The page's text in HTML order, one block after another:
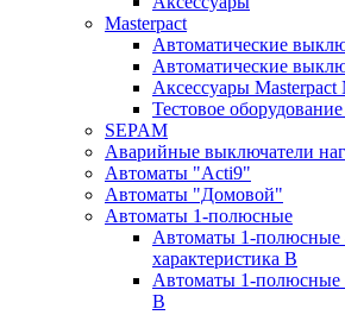
Masterpact
Автоматические
Автоматические
Аксессуары Masterpact
Тестовое
SEPAM
Аварийные выключатели
Автоматы "Acti9"
Автоматы "Домовой"
Автоматы 1-полюсные
Автоматы 1-полюсные
характеристика В
Автоматы 1-полюсные
B